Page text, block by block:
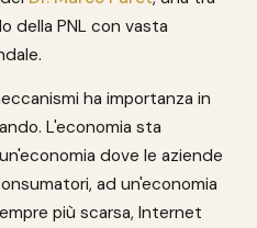
della PNL con vasta
ha importanza in
L'economia sta
dove le aziende
ad un'economia
più scarsa, Internet